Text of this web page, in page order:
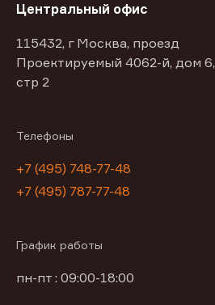
Центральный офис
115432, г Москва, проезд
Проектируемый 4062-й, дом 6,
стр 2
Телефоны
+7 (495) 748-77-48
+7 (495) 787-77-48
График работы
пн-пт : 09:00-18:00